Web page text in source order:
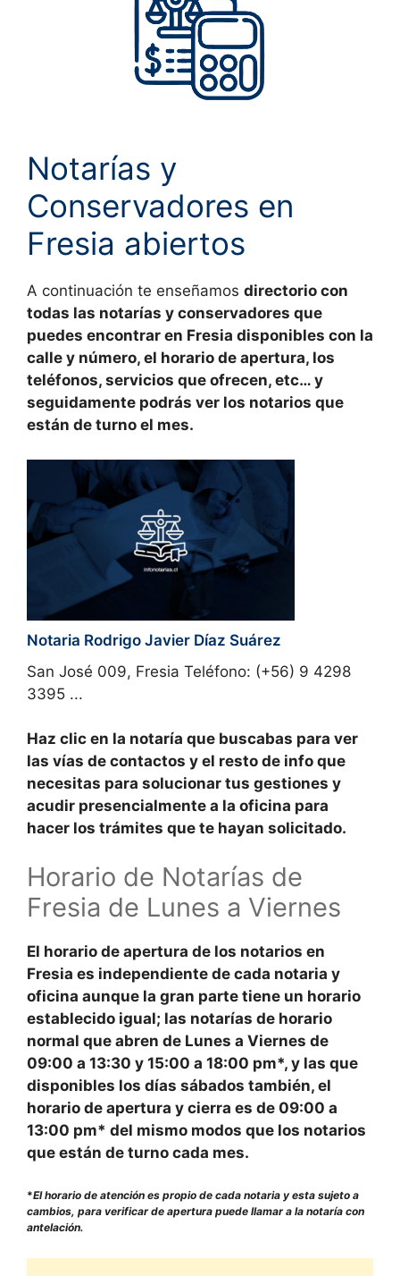
Notarías y
Conservadores en
Fresia abiertos
A continuación te enseñamos directorio con
todas las notarías y conservadores que
puedes encontrar en Fresia disponibles con la
calle y número, el horario de apertura, los
teléfonos, servicios que ofrecen, etc… y
seguidamente podrás ver los notarios que
están de turno el mes.
Notaria Rodrigo Javier Díaz Suárez
San José 009, Fresia Teléfono: (+56) 9 4298
3395 ...
Haz clic en la notaría que buscabas para ver
las vías de contactos y el resto de info que
necesitas para solucionar tus gestiones y
acudir presencialmente a la oficina para
hacer los trámites que te hayan solicitado.
Horario de Notarías de
Fresia de Lunes a Viernes
El horario de apertura de los notarios en
Fresia es independiente de cada notaria y
oficina aunque la gran parte tiene un horario
establecido igual; las notarías de horario
normal que abren de Lunes a Viernes de
09:00 a 13:30 y 15:00 a 18:00 pm*, y las que
disponibles los días sábados también, el
horario de apertura y cierra es de 09:00 a
13:00 pm* del mismo modos que los notarios
que están de turno cada mes.
*El horario de atención es propio de cada notaria y esta sujeto a
cambios, para verificar de apertura puede llamar a la notaría con
antelación.